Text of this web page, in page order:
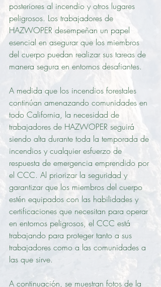
posteriores al incendio y otros lugares
peligrosos. Los trabajadores de
HAZWOPER desempeñan un papel
esencial en asegurar que los miembros
del cuerpo puedan realizar sus tareas de
manera segura en entornos desafiantes.
A medida que los incendios forestales
continúan amenazando comunidades en
todo California, la necesidad de
trabajadores de HAZWOPER seguirá
siendo alta durante toda la temporada de
incendios y cualquier esfuerzo de
respuesta de emergencia emprendido por
el CCC. Al priorizar la seguridad y
garantizar que los miembros del cuerpo
estén equipados con las habilidades y
certificaciones que necesitan para operar
en entornos peligrosos, el CCC está
trabajando para proteger tanto a sus
trabajadores como a las comunidades a
las que sirve.
A continuación, se muestran fotos de la